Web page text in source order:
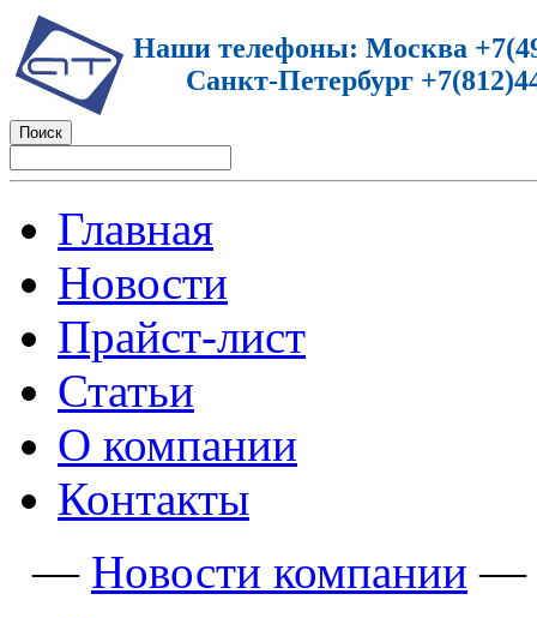
Наши телефоны: Москва
Санкт-Петербург
Главная
Новости
Прайст-лист
Статьи
О компании
Контакты
— Новости компании —